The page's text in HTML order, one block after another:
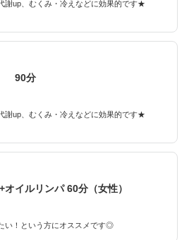
謝up、むくみ・冷えなどに効果的です★
90分
謝up、むくみ・冷えなどに効果的です★
イルリンパ 60分（女性）
い！という方にオススメです◎